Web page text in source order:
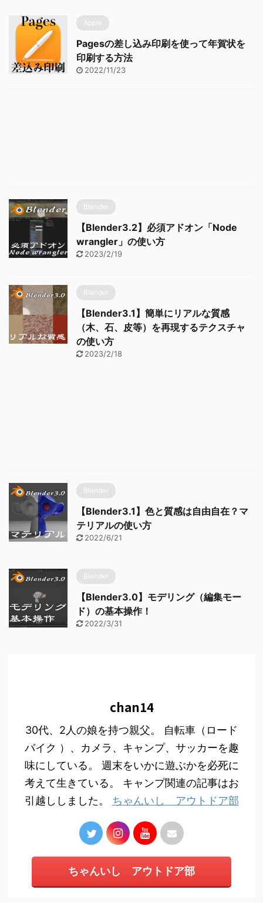
Apple
Pagesの差し込み印刷を使って年賀状を
印刷する方法
2022/11/23
Blender
【Blender3.2】必須アドオン「Node
wrangler」の使い方
2023/2/19
Blender
【Blender3.1】簡単にリアルな質感
（木、石、皮等）を再現するテクスチャ
の使い方
2023/2/18
Blender
【Blender3.1】色と質感は自由自在？マ
テリアルの使い方
2022/6/21
Blender
【Blender3.0】モデリング（編集モー
ド）の基本操作！
2022/3/31
chan14
30代、2人の娘を持つ親父。 自転車（ロード
バイク ）、カメラ、キャンプ、サッカーを趣
味にしている。 週末をいかに遊ぶかを必死に
考えて生きている。 キャンプ関連の記事はお
引越ししました。 ちゃんいし アウトドア部
ちゃんいし アウトドア部